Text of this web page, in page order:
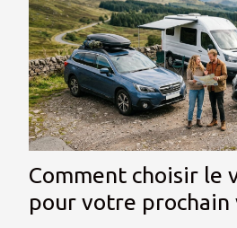
Comment choisir le
pour votre prochain